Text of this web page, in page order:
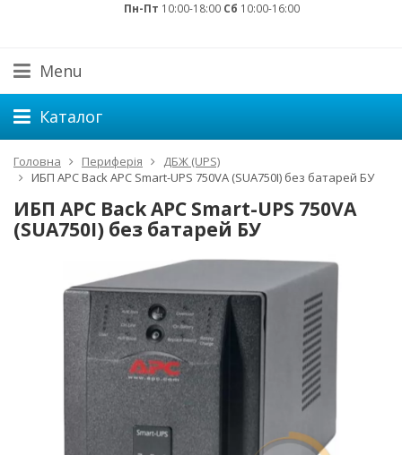
Пн-Пт 10:00-18:00 Сб 10:00-16:00
Menu
Каталог
Головна Периферія
ДБЖ (UPS)
ИБП APC Back APC Smart-UPS 750VA (SUA750I) без батарей БУ
ИБП APC Back APC Smart-UPS 750VA
(SUA750I) без батарей БУ